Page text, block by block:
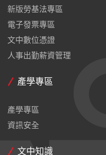
新版勞基法專區
電子發票專區
文中數位憑證
人事出勤薪資管理
產學專區
產學專區
資訊安全
文中知識